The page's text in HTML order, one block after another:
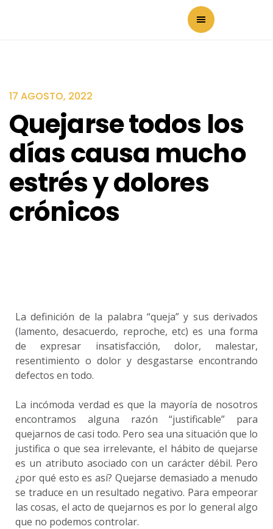
17 AGOSTO, 2022
Quejarse todos los
días causa mucho
estrés y dolores
crónicos
La definición de la palabra “queja” y sus derivados
(lamento, desacuerdo, reproche, etc) es una forma
de expresar insatisfacción, dolor, malestar,
resentimiento o dolor y desgastarse encontrando
defectos en todo.
La incómoda verdad es que la mayoría de nosotros
encontramos alguna razón “justificable” para
quejarnos de casi todo. Pero sea una situación que lo
justifica o que sea irrelevante, el hábito de quejarse
es un atributo asociado con un carácter débil. Pero
¿por qué esto es así? Quejarse demasiado a menudo
se traduce en un resultado negativo. Para empeorar
las cosas, el acto de quejarnos es por lo general algo
que no podemos controlar.